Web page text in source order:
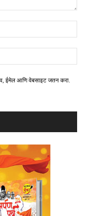
ईमेल आणि वेबसाइट जतन करा.